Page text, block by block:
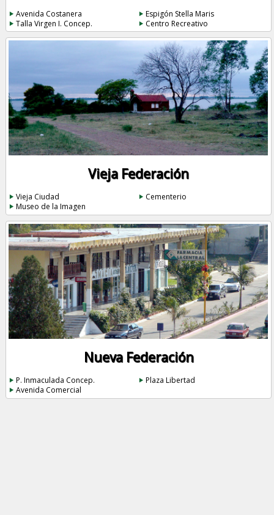
Avenida Costanera
Espigón Stella Maris
Talla Virgen I. Concep.
Centro Recreativo
Vieja Federación
Vieja Ciudad
Cementerio
Museo de la Imagen
Nueva Federación
P. Inmaculada Concep.
Plaza Libertad
Avenida Comercial